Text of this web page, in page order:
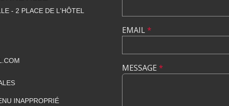
- 2 PLACE DE L'HÔTEL
INAPPROPRIÉ
EMAIL*
MESSAGE *